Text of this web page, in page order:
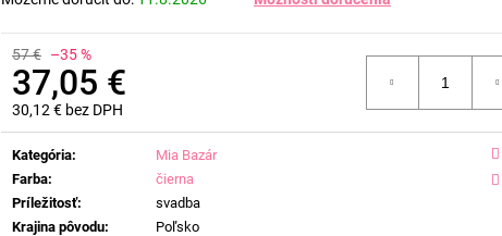
57 € –35 %
37,05 €
30,12 € bez DPH
Jednotková
cena:
Kategória:
Mia Bazár
Farba:
čierna
Príležitosť:
svadba
Krajina pôvodu:
Poľsko